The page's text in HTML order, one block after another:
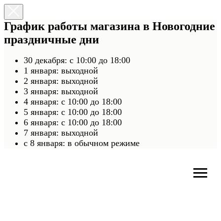
График работы магазина в Новогодние
праздничные дни
30 декабря: с 10:00 до 18:00
1 января: выходной
2 января: выходной
3 января: выходной
4 января: с 10:00 до 18:00
5 января: с 10:00 до 18:00
6 января: с 10:00 до 18:00
7 января: выходной
c 8 января: в обычном режиме